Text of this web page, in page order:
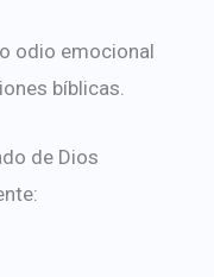
odio emocional
bíblicas.
de Dios